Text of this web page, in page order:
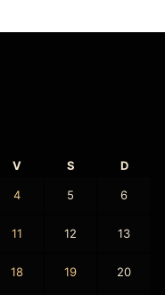
V S D
4 5 6
11 12 13
18 19 20